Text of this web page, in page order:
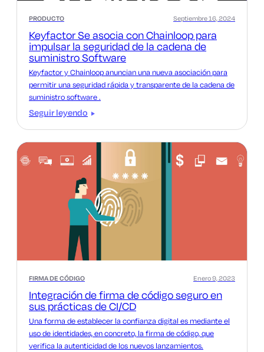
PRODUCTO
Keyfactor Se asocia con Chainloop para
impulsar la seguridad de la cadena de
suministro Software
Septiembre 16, 2024
Keyfactor y Chainloop anuncian una nueva asociación para
permitir una seguridad rápida y transparente de la cadena de
suministro software .
Seguir leyendo
FIRMA DE CÓDIGO
Integración de firma de código seguro en
sus prácticas de CI/CD
Enero 9, 2023
Una forma de establecer la confianza digital es mediante el
uso de identidades, en concreto, la firma de código, que
verifica la autenticidad de los nuevos lanzamientos.